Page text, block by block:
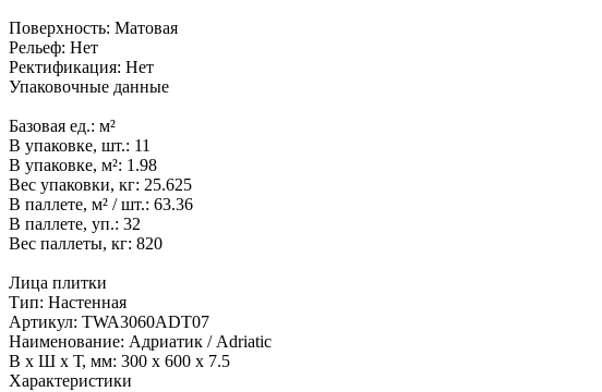
Поверхность: Матовая
Рельеф: Нет
Ректификация: Нет
Упаковочные данные
Базовая ед.: м²
В упаковке, шт.: 11
В упаковке, м²: 1.98
Вес упаковки, кг: 25.625
В паллете, м² / шт.: 63.36
В паллете, уп.: 32
Вес паллеты, кг: 820
Лица плитки
Тип: Настенная
Артикул: TWA3060ADT07
Наименование: Адриатик / Adriatic
В x Ш x Т, мм: 300 x 600 x 7.5
Характеристики